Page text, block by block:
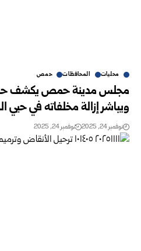
محليات المحافظات حمص
مجلس مدينة حمص يكشف
ويباشر إزالة مخلفاته في حيي
نوفمبر 24, 2025 نوفمبر 24, 2025